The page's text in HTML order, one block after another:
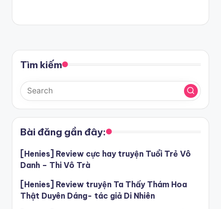
Tìm kiếm
Bài đăng gần đây:
[Henies] Review cực hay truyện Tuổi Trẻ Vô
Danh – Thi Vô Trà
[Henies] Review truyện Ta Thấy Thám Hoa
Thật Duyên Dáng- tác giả Di Nhiên